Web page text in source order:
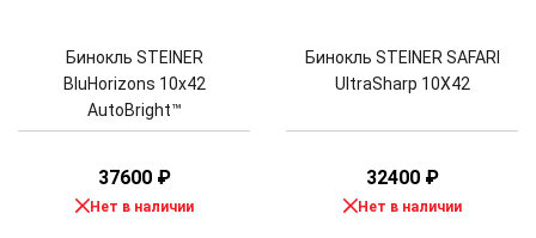
Бинокль STEINER
BluHorizons 10x42
AutoBright™
37600 ₽
Нет в наличии
Бинокль STEINER SAFARI
UltraSharp 10X42
32400 ₽
Нет в наличии